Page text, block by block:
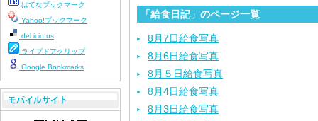
「給食日記」のページ一覧
8月7日給食写真
8月6日給食写真
8月５日給食写真
8月4日給食写真
8月3日給食写真
はてなブックマーク
Yahoo!ブックマーク
del.icio.us
ライブドアクリップ
Google Bookmarks